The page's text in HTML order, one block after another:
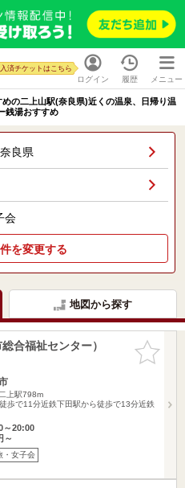
ログイン
済チケットはこちら
履歴 メニュー
の二上山駅(奈良県)近くの温泉、日帰り温
銭湯おすすめ
良県
会
を変更する
地図から探す
お気に入
りに追加
合福祉センター）
二上駅798m
歩で11分近鉄下田駅から徒歩で13分近鉄
～20:00
～
・女子会